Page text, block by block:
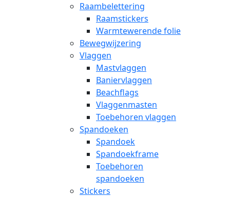
Raambelettering
Raamstickers
Warmtewerende folie
Bewegwijzering
Vlaggen
Mastvlaggen
Baniervlaggen
Beachflags
Vlaggenmasten
Toebehoren vlaggen
Spandoeken
Spandoek
Spandoekframe
Toebehoren
spandoeken
Stickers